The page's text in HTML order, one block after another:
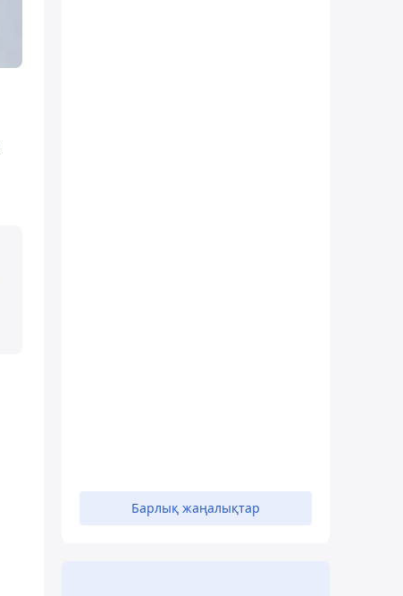
Барлық жаңалықтар